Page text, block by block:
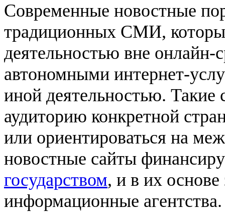
Современные новостные
традиционных СМИ,
деятельностью вне
автономными интернет-
иной деятельностью.
аудиторию конкретной
или ориентироваться на
новостные сайты
государством, и в их
информационные